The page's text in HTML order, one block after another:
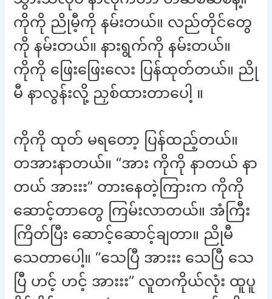
ကိုကို ညိုမီ့ကို နမ်းတယ်။ လည်တိုင်တွေ
ကို နမ်းတယ်။ နားရွက်ကို နမ်းတယ်။
ကိုကို ဖြေးဖြေးလေး ပြန်ထုတ်တယ်။ ညို
မီ နာလွန်းလို့ ညှစ်ထားတာပေါ့ ။
ကိုကို ထုတ် မရတော့ ပြန်ထည့်တယ်။
တအားနာတယ်။ “အား ကိုကို နာတယ် နာ
တယ် အားးး” တားနေတဲ့ကြားက ကိုကို
ဆောင့်တာတွေ ကြမ်းလာတယ်။ အံကြီး
ကြိတ်ပြီး ဆောင့်ဆောင့်ချတာ။ ညိုမီ
သေတာပေါ့။ “သေပြီ အားးး သေပြီ သေ
ပြီ ဟင့် ဟင့် အားးး” လူတကိုယ်လုံး ထူပူ